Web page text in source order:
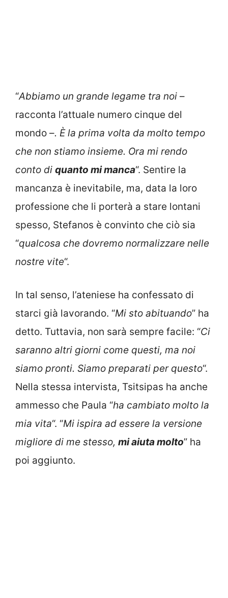
“Abbiamo un grande legame tra noi –
racconta l’attuale numero cinque del
mondo –. È la prima volta da molto tempo
che non stiamo insieme. Ora mi rendo
conto di quanto mi manca“. Sentire la
mancanza è inevitabile, ma, data la loro
professione che li porterà a stare lontani
spesso, Stefanos è convinto che ciò sia
“qualcosa che dovremo normalizzare nelle
nostre vite“.
In tal senso, l’ateniese ha confessato di
starci già lavorando. “Mi sto abituando” ha
detto. Tuttavia, non sarà sempre facile: “Ci
saranno altri giorni come questi, ma noi
siamo pronti. Siamo preparati per questo“.
Nella stessa intervista, Tsitsipas ha anche
ammesso che Paula “ha cambiato molto la
mia vita“. “Mi ispira ad essere la versione
migliore di me stesso, mi aiuta molto” ha
poi aggiunto.